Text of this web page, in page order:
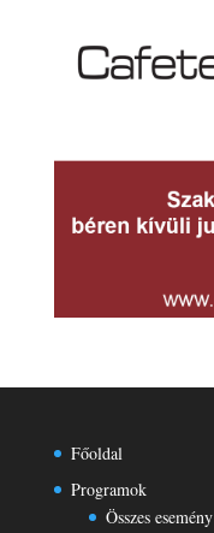
Főoldal
Programok
Összes esemény